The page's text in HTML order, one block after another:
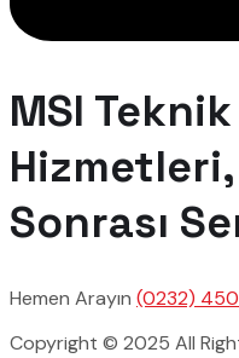
MSI
Sonrası
Hemen Arayın (0232)
Copyright © 2025 All